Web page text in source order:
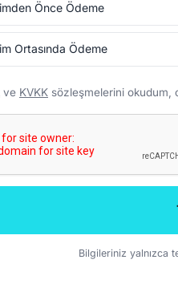
Önce Ödeme
Ortasında Ödeme
ve KVKK sözleşmelerini okudum,
Bilgileriniz yalnızca